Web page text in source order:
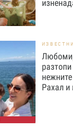
ИЗВЕСТНИ
Рахал